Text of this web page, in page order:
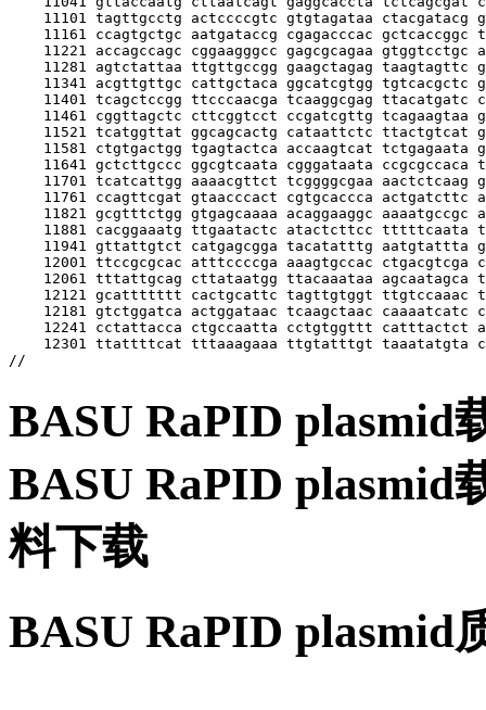
BASU RaPID plasmid
BASU RaPID plasmid
料下载
BASU RaPID plasmid